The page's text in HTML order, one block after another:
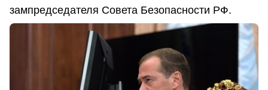
зампредседателя Совета Безопасности РФ.